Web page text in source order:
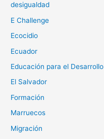
desigualdad
E Challenge
Ecocidio
Ecuador
Educación para el Desarrollo
El Salvador
Formación
Marruecos
Migración